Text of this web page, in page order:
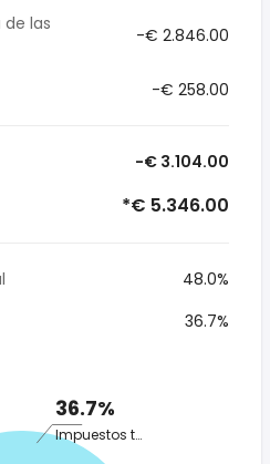
las
-€ 2.846.00
-€ 258.00
-€ 3.104.00
*€ 5.346.00
48.0%
36.7%
36.7%
Impuestos totales